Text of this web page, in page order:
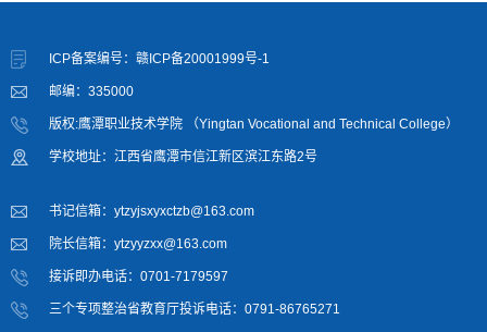
ICP备案编号：赣ICP备20001999号-1
邮编：335000
版权:鹰潭职业技术学院 （Yingtan Vocational and Technical College）
学校地址：江西省鹰潭市信江新区滨江东路2号
书记信箱：ytzyjsxyxctzb@163.com
院长信箱：ytzyyzxx@163.com
接诉即办电话：0701-7179597
三个专项整治省教育厅投诉电话：0791-86765271